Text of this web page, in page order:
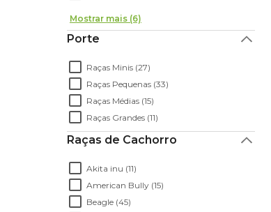
Mostrar mais (6)
Porte
Raças Minis (27)
Raças Pequenas (33)
Raças Médias (15)
Raças Grandes (11)
Raças de Cachorro
Akita inu (11)
American Bully (15)
Beagle (45)